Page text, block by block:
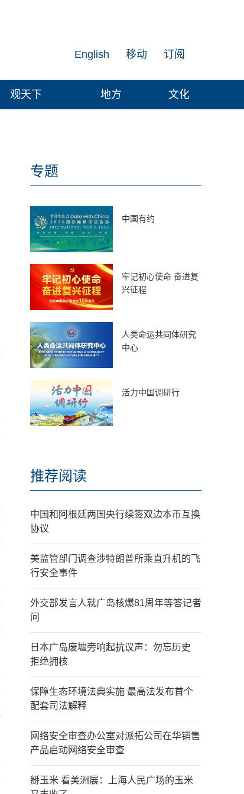
订阅
移动
English
观天下 地方 文化
专题
中国有约
牢记初心使命 奋进复
兴征程
人类命运共同体研究
中心
活力中国调研行
推荐阅读
中国和阿根廷两国央行续签双边本币互换
协议
美监管部门调查涉特朗普所乘直升机的飞
行安全事件
外交部发言人就广岛核爆81周年等答记者
问
日本广岛废墟旁响起抗议声：勿忘历史
拒绝拥核
保障生态环境法典实施 最高法发布首个
配套司法解释
网络安全审查办公室对派拓公司在华销售
产品启动网络安全审查
掰玉米 看美洲展：上海人民广场的玉米